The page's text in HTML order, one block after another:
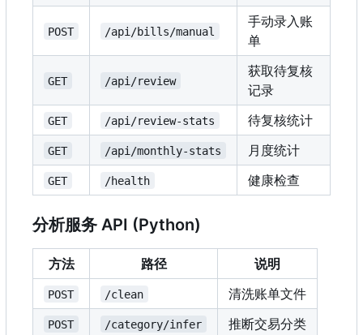
POST /api/bills/manual
手动录入账
单
GET /api/review
获取待复核
记录
GET /api/review-stats 待复核统计
GET /api/monthly-stats 月度统计
GET /health 健康检查
分析服务 API (Python)
方法 路径 说明
POST /clean 清洗账单文件
POST /category/infer 推断交易分类